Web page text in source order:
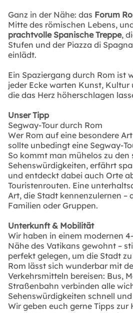
Ganz in der Nähe: das Forum
Mitte des römischen Lebens,
prachtvolle Spanische Treppe,
Stufen und der Piazza di
einlädt.
Ein Spaziergang durch Rom ist
jeder Ecke warten Kunst, Kultur
die das Herz höherschlagen
Unser Tipp
Segway-Tour durch Rom
Wer Rom auf eine besondere
sollte unbedingt eine Segway-
So kommt man mühelos zu den
Sehenswürdigkeiten, erfährt
und entdeckt dabei auch Orte
Touristenrouten. Eine
Art, die Stadt kennenzulernen –
Familien oder Gruppen.
Unterkunft & Mobilität
Wir haben in einem modernen
Nähe des Vatikans gewohnt –
perfekt gelegen, um die Stadt
Rom lässt sich wunderbar mit
Verkehrsmitteln bereisen: Bus,
Straßenbahn verbinden alle
Sehenswürdigkeiten schnell
Wir geben euch gerne Tipps zur